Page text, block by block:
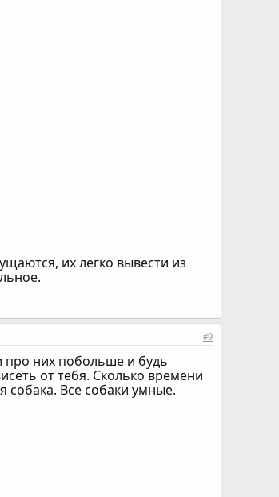
их легко вывести из
#9
про них побольше и будь
от тебя. Сколько времени
собака. Все собаки умные.